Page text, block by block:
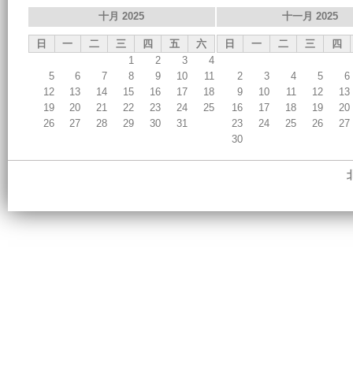
十月 2025
日 一 二 三 四 五
六
1
2 3
4
5
6 7 8 9 10
11
12
13 14 15 16 17
18
19
20 21 22 23 24
25
26
27 28 29 30 31
十一月 2025
日 一 二 三 四
2 3 4 5
6
9
10 11 12
13
16
17 18 19
20
23
24 25 26
27
30